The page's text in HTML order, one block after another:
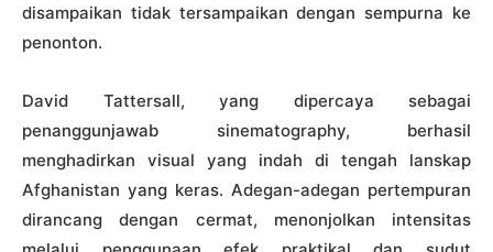
disampaikan tidak tersampaikan dengan sempurna ke
penonton.
David Tattersall, yang dipercaya sebagai
penanggunjawab sinematography, berhasil
menghadirkan visual yang indah di tengah lanskap
Afghanistan yang keras. Adegan-adegan pertempuran
dirancang dengan cermat, menonjolkan intensitas